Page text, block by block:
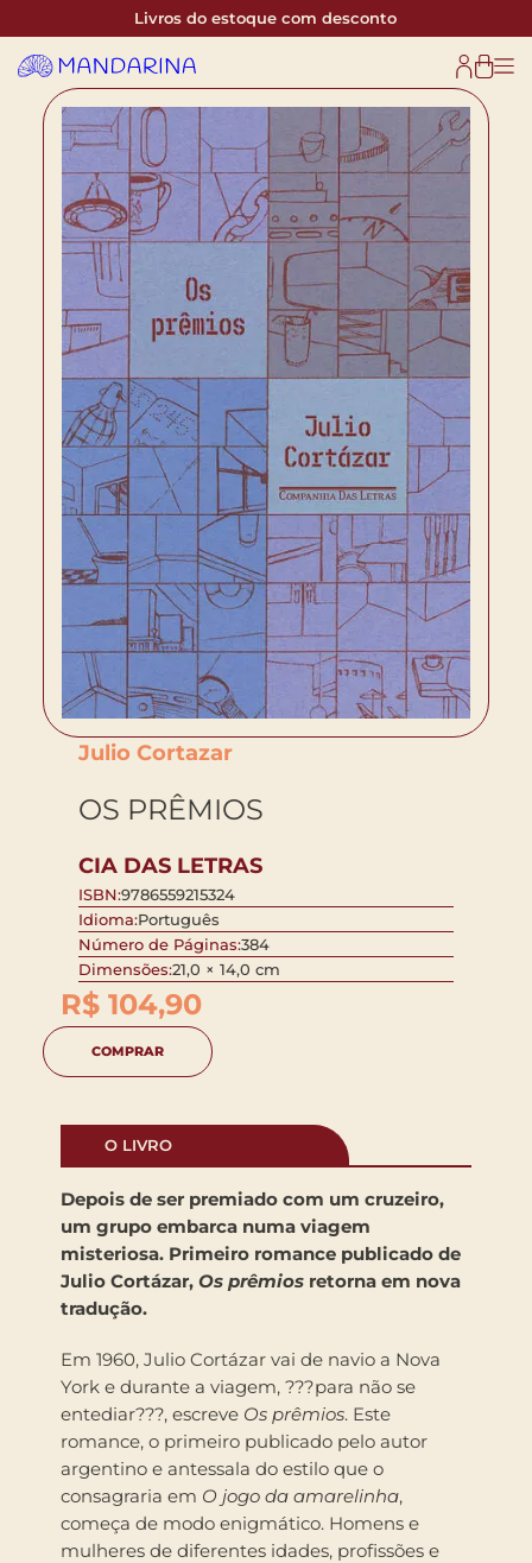
Livros do estoque com desconto
Julio Cortazar
OS PRÊMIOS
CIA DAS LETRAS
ISBN:9786559215324
Idioma:Português
Número de Páginas:384
Dimensões:21,0 × 14,0 cm
R$ 104,90
COMPRAR
O LIVRO
Depois de ser premiado com um cruzeiro,
um grupo embarca numa viagem
misteriosa. Primeiro romance publicado de
Julio Cortázar, Os prêmios retorna em nova
tradução.
Em 1960, Julio Cortázar vai de navio a Nova
York e durante a viagem, ???para não se
entediar???, escreve Os prêmios. Este
romance, o primeiro publicado pelo autor
argentino e antessala do estilo que o
consagraria em O jogo da amarelinha,
começa de modo enigmático. Homens e
mulheres de diferentes idades, profissões e